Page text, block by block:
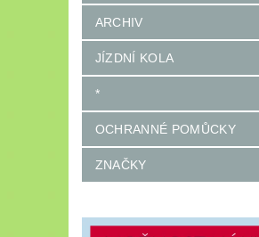
ARCHIV
JÍZDNÍ KOLA
*
OCHRANNÉ POMŮCKY
ZNAČKY